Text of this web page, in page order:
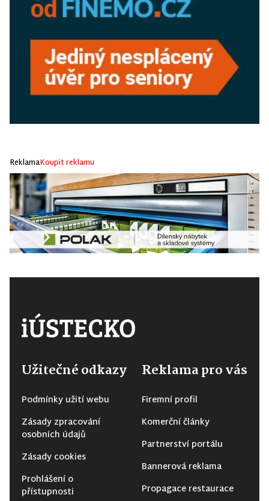
ReklamaKoupit reklamu
Užitečné odkazy
Podmínky užití webu
Zásady zpracování
osobních údajů
Zásady cookies
Prohlášení o
přístupnosti
Reklama pro vás
Firemní profil
Komerční články
Partnerství portálu
Bannerová reklama
Propagace restaurace